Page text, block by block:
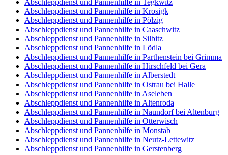
Abschleppdienst und Pannenhilfe in Krosigk
Abschleppdienst und Pannenhilfe in Pölzig
Abschleppdienst und Pannenhilfe in Caaschwitz
Abschleppdienst und Pannenhilfe in Silbitz
Abschleppdienst und Pannenhilfe in Lödla
Abschleppdienst und Pannenhilfe in Parthenstein bei Grimma
Abschleppdienst und Pannenhilfe in Hirschfeld bei Gera
Abschleppdienst und Pannenhilfe in Alberstedt
Abschleppdienst und Pannenhilfe in Ostrau bei Halle
Abschleppdienst und Pannenhilfe in Aseleben
Abschleppdienst und Pannenhilfe in Altenroda
Abschleppdienst und Pannenhilfe in Naundorf bei Altenburg
Abschleppdienst und Pannenhilfe in Otterwisch
Abschleppdienst und Pannenhilfe in Monstab
Abschleppdienst und Pannenhilfe in Neutz-Lettewitz
Abschleppdienst und Pannenhilfe in Gerstenberg